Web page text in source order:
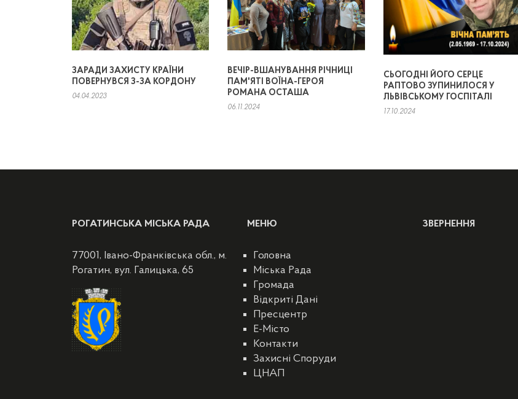
ЗАРАДИ ЗАХИСТУ КРАЇНИ
ПОВЕРНУВСЯ З-ЗА КОРДОНУ
04.04.2023
ВЕЧІР-ВШАНУВАННЯ РІЧНИЦІ
ПАМ'ЯТІ ВОЇНА-ГЕРОЯ
РОМАНА ОСТАША
06.11.2024
СЬОГОДНІ ЙОГО СЕРЦЕ
РАПТОВО ЗУПИНИЛОСЯ У
ЛЬВІВСЬКОМУ ГОСПІТАЛІ
17.10.2024
РОГАТИНСЬКА МІСЬКА РАДА
77001, Івано-Франківська обл., м.
Рогатин, вул. Галицька, 65
МЕНЮ
Головна
Міська Рада
Громада
Відкриті Дані
Пресцентр
E-Місто
Контакти
Захисні Споруди
ЦНАП
ЗВЕРНЕННЯ